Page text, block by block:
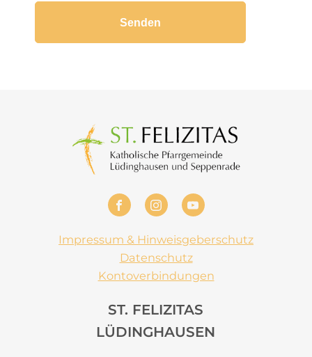
Impressum & Hinweisgeberschutz
Datenschutz
Kontoverbindungen
ST. FELIZITAS
LÜDINGHAUSEN